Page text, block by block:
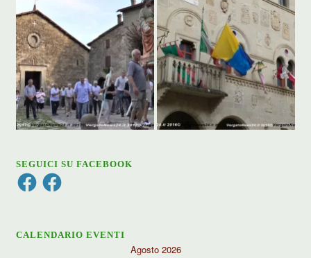
SEGUICI SU FACEBOOK
FacebookFacebook
CALENDARIO EVENTI
Agosto 2026